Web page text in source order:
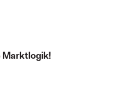
Marktlogik!